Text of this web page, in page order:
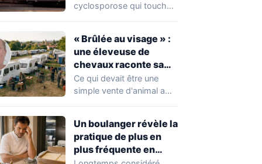
cyclosporose qui touche
aggravation. Les autorités
sanitaires…
« Brûlée au visage » :
une éleveuse de
chevaux raconte sa
violente agression par
des gens du voyage
Ce qui devait être une
simple vente d'animal a
Un boulanger révèle la
pratique de plus en
plus fréquente en